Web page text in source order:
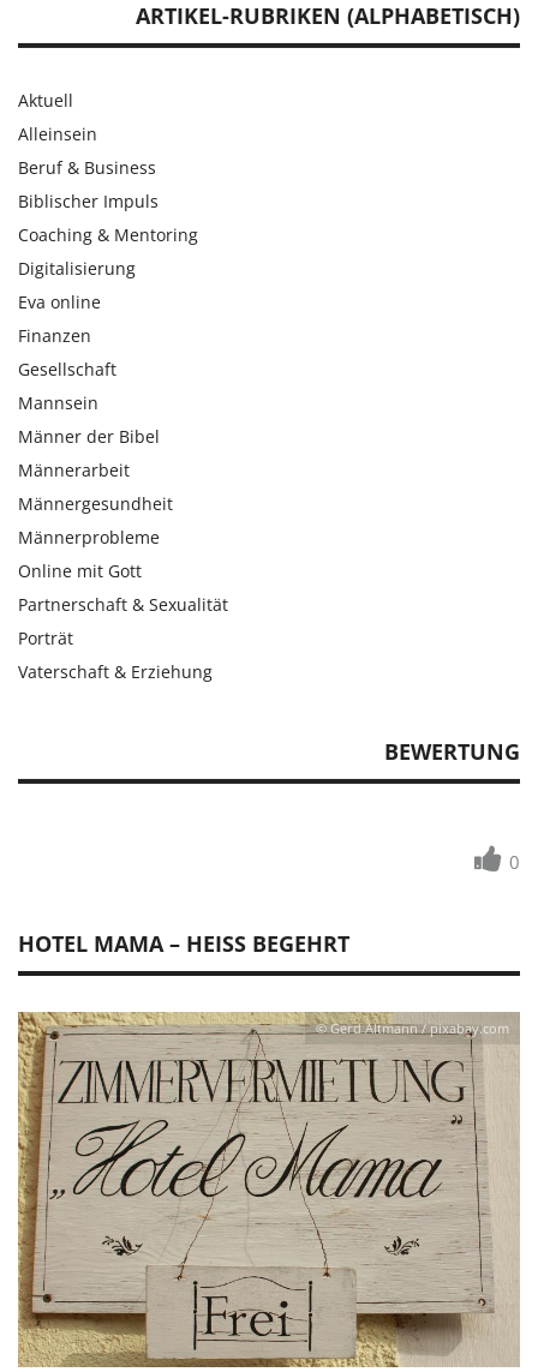
HOTEL MAMA – HEISS BEGEHRT
© Gerd Altmann / pixabay.com
ARTIKEL-RUBRIKEN (ALPHABETISCH)
Aktuell
Alleinsein
Beruf & Business
Biblischer Impuls
Coaching & Mentoring
Digitalisierung
Eva online
Finanzen
Gesellschaft
Mannsein
Männer der Bibel
Männerarbeit
Männergesundheit
Männerprobleme
Online mit Gott
Partnerschaft & Sexualität
Porträt
Vaterschaft & Erziehung
BEWERTUNG
0